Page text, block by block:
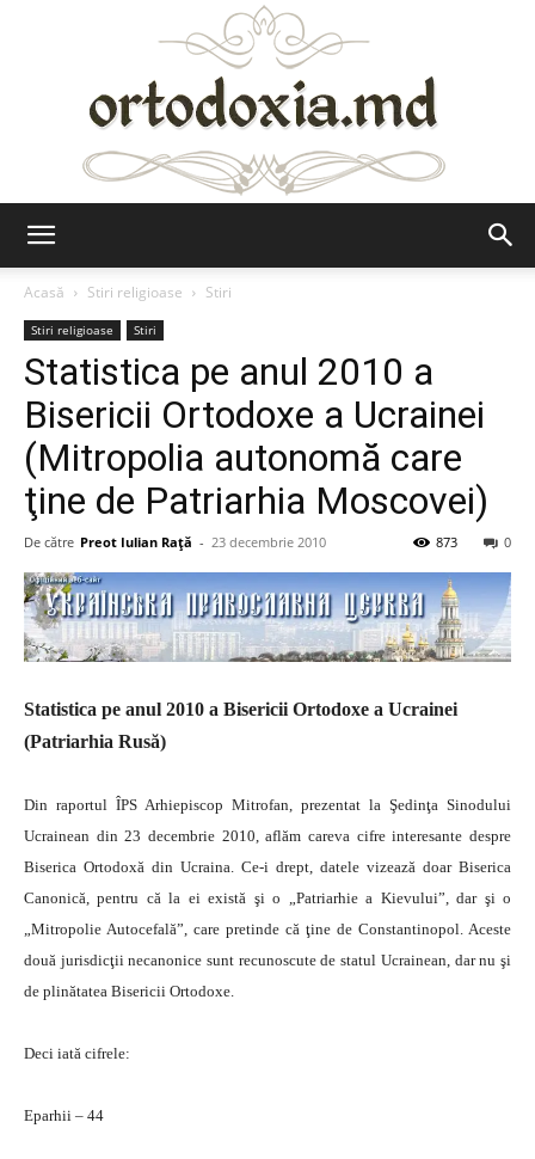
Acasă
Stiri religioase Stiri
Stiri religioase Stiri
Statistica pe anul 2010 a
Bisericii Ortodoxe a Ucrainei
(Mitropolia autonomă care
ţine de Patriarhia Moscovei)
De către Preot Iulian Raţă - 23 decembrie 2010 0
873
Statistica pe anul 2010 a Bisericii Ortodoxe a Ucrainei
(Patriarhia Rusă)
Din raportul ÎPS Arhiepiscop Mitrofan, prezentat la Şedinţa Sinodului
Ucrainean din 23 decembrie 2010, aflăm careva cifre interesante despre
Biserica Ortodoxă din Ucraina. Ce-i drept, datele vizează doar Biserica
Canonică, pentru că la ei există şi o „Patriarhie a Kievului”, dar şi o
„Mitropolie Autocefală”, care pretinde că ţine de Constantinopol. Aceste
două jurisdicţii necanonice sunt recunoscute de statul Ucrainean, dar nu şi
de plinătatea Bisericii Ortodoxe.
Deci iată cifrele:
Eparhii – 44